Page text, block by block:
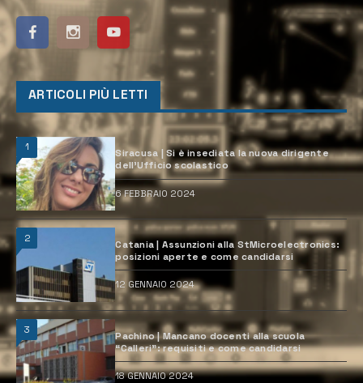
ARTICOLI PIÙ LETTI
1
Siracusa | Si è insediata la nuova dirigente
dell’Ufficio scolastico
6 FEBBRAIO 2024
2
Catania | Assunzioni alla StMicroelectronics:
posizioni aperte e come candidarsi
12 GENNAIO 2024
3
Pachino | Mancano docenti alla scuola
“Calleri”: requisiti e come candidarsi
18 GENNAIO 2024